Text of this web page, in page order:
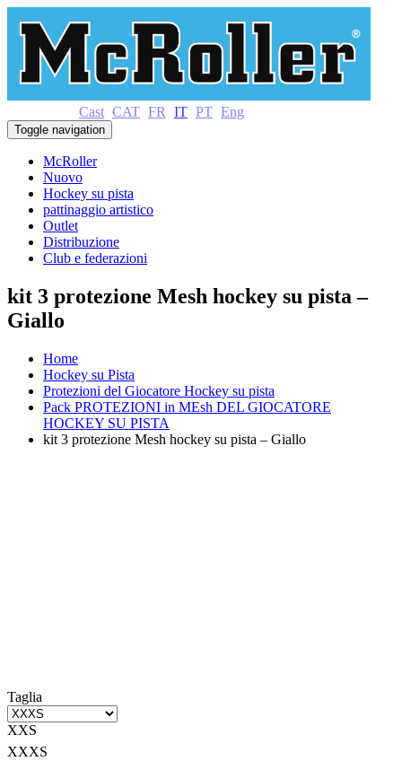
Cast CAT FR IT PT Eng
Toggle navigation
McRoller
Nuovo
Hockey su pista
pattinaggio artistico
Outlet
Distribuzione
Club e federazioni
kit 3 protezione Mesh hockey su pista –
Giallo
Home
Hockey su Pista
Protezioni del Giocatore Hockey su pista
Pack PROTEZIONI in MEsh DEL GIOCATORE
HOCKEY SU PISTA
kit 3 protezione Mesh hockey su pista – Giallo
Taglia
XXS
XXXS